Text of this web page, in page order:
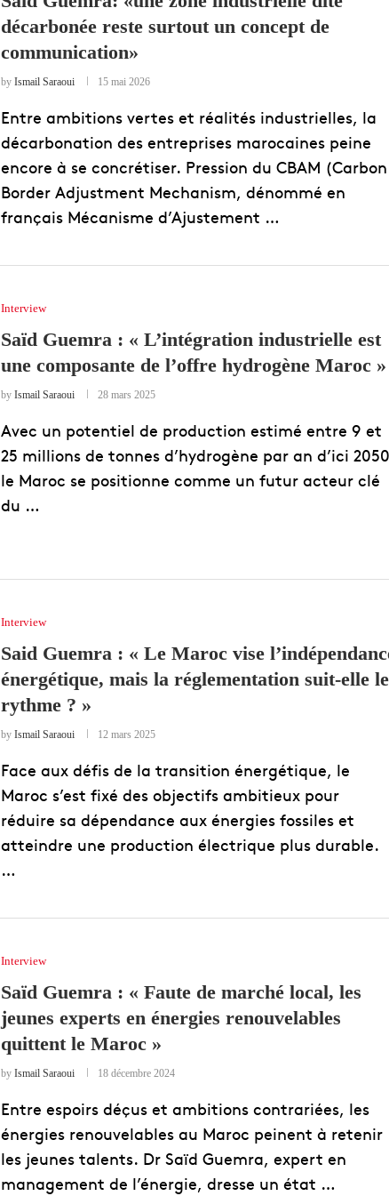
EDUCATION
décarbonée reste surtout un concept de
communication»
by Ismail Saraoui 15 mai 2026
Entre ambitions vertes et réalités industrielles, la
décarbonation des entreprises marocaines peine
encore à se concrétiser. Pression du CBAM (Carbon
Border Adjustment Mechanism, dénommé en
français Mécanisme d’Ajustement …
Interview
Saïd Guemra : « L’intégration industrielle est
une composante de l’offre hydrogène Maroc »
by Ismail Saraoui 28 mars 2025
Avec un potentiel de production estimé entre 9 et
25 millions de tonnes d’hydrogène par an d’ici
le Maroc se positionne comme un futur acteur clé
du …
Interview
Said Guemra : « Le Maroc vise
énergétique, mais la réglementation suit-elle le
rythme ? »
by Ismail Saraoui 12 mars 2025
Face aux défis de la transition énergétique, le
Maroc s’est fixé des objectifs ambitieux pour
réduire sa dépendance aux énergies fossiles et
atteindre une production électrique plus durable.
…
Interview
Saïd Guemra : « Faute de marché local, les
jeunes experts en énergies renouvelables
quittent le Maroc »
by Ismail Saraoui 18 décembre 2024
Entre espoirs déçus et ambitions contrariées, les
énergies renouvelables au Maroc peinent à retenir
les jeunes talents. Dr Saïd Guemra, expert en
management de l’énergie, dresse un état …